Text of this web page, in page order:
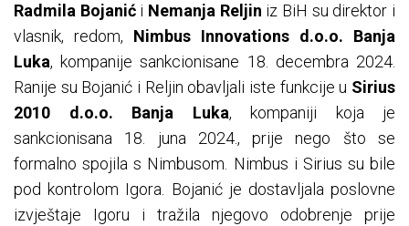
Radmila Bojanići Nemanja Reljin iz BiH su direktor i
vlasnik, redom, Nimbus Innovations d.o.o. Banja
Luka, kompanije sankcionisane 18. decembra 2024.
Ranije su Bojanić i Reljin obavljali iste funkcije u Sirius
2010 d.o.o. Banja Luka, kompaniji koja je
sankcionisana 18. juna 2024., prije nego što se
formalno spojila s Nimbusom. Nimbus i Sirius su bile
pod kontrolom Igora. Bojanić je dostavljala poslovne
izvještaje Igoru i tražila njegovo odobrenje prije